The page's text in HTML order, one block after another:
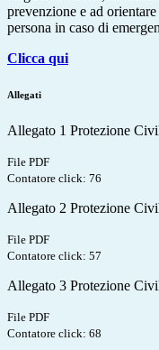
prevenzione e ad
persona in caso di
Clicca qui
Allegati
Allegato 1 Protezione
File PDF
Contatore click: 76
Allegato 2 Protezione
File PDF
Contatore click: 57
Allegato 3 Protezione
File PDF
Contatore click: 68